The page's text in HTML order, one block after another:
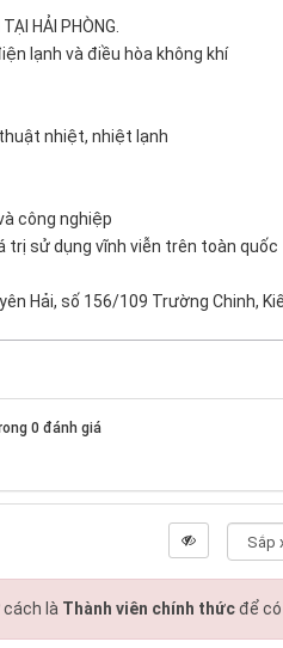
HẢI PHÒNG.
lạnh và điều hòa không khí
nhiệt, nhiệt lạnh
công nghiệp
trị sử dụng vĩnh viễn trên toàn quốc
Hải, số 156/109 Trường Chinh,
0 đánh giá
là Thành viên chính thứcđể